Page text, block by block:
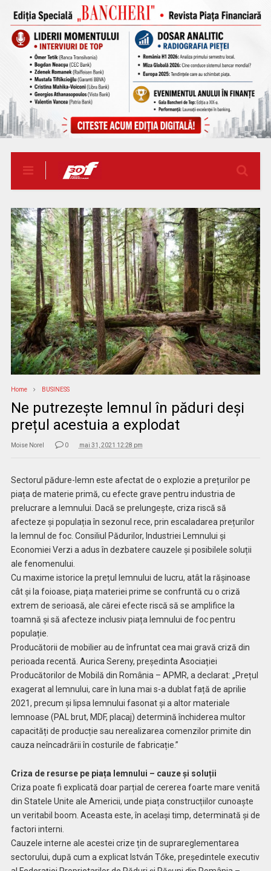
Home BUSINESS
Ne putrezește lemnul în păduri deși
prețul acestuia a explodat
Moise Norel 0 mai 31, 2021 12:28 pm
Sectorul pădure-lemn este afectat de o explozie a prețurilor pe
piața de materie primă, cu efecte grave pentru industria de
prelucrare a lemnului. Dacă se prelungește, criza riscă să
afecteze și populația în sezonul rece, prin escaladarea prețurilor
la lemnul de foc. Consiliul Pădurilor, Industriei Lemnului și
Economiei Verzi a adus în dezbatere cauzele și posibilele soluții
ale fenomenului.
Cu maxime istorice la prețul lemnului de lucru, atât la rășinoase
cât și la foioase, piața materiei prime se confruntă cu o criză
extrem de serioasă, ale cărei efecte riscă să se amplifice la
toamnă și să afecteze inclusiv piața lemnului de foc pentru
populație.
Producătorii de mobilier au de înfruntat cea mai gravă criză din
perioada recentă. Aurica Sereny, președinta Asociației
Producătorilor de Mobilă din România – APMR, a declarat: „Prețul
exagerat al lemnului, care în luna mai s-a dublat față de aprilie
2021, precum și lipsa lemnului fasonat și a altor materiale
lemnoase (PAL brut, MDF, placaj) determină închiderea multor
capacități de producție sau nerealizarea comenzilor primite din
cauza neîncadrării în costurile de fabricație.”
Criza de resurse pe piața lemnului – cauze și soluții
Criza poate fi explicată doar parțial de cererea foarte mare venită
din Statele Unite ale Americii, unde piața construcțiilor cunoaște
un veritabil boom. Aceasta este, în același timp, determinată și de
factori interni.
Cauzele interne ale acestei crize țin de suprareglementarea
sectorului, după cum a explicat István Tőke, președintele executiv